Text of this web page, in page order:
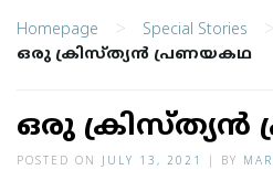
Homepage > Special Stories >
ഒരു ക്രിസ്ത്യൻ പ്രണയകഥ
ഒരു
POSTED ON JULY 13, 2021 BY